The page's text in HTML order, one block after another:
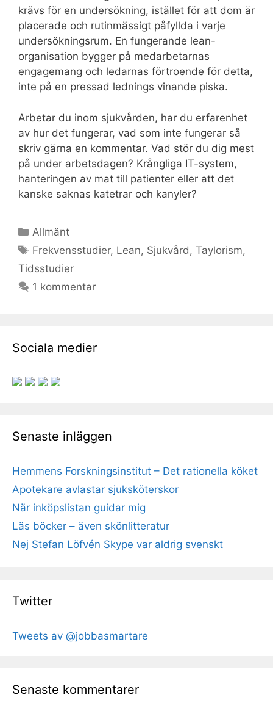
krävs för en undersökning, istället för att dom är
placerade och rutinmässigt påfyllda i varje
undersökningsrum. En fungerande lean-
organisation bygger på medarbetarnas
engagemang och ledarnas förtroende för detta,
inte på en pressad lednings vinande piska.
Arbetar du inom sjukvården, har du erfarenhet
av hur det fungerar, vad som inte fungerar så
skriv gärna en kommentar. Vad stör du dig mest
på under arbetsdagen? Krångliga IT-system,
hanteringen av mat till patienter eller att det
kanske saknas katetrar och kanyler?
Kategorier
Allmänt
Etiketter
Frekvensstudier, Lean, Sjukvård ,Taylorism,
Tidsstudier
1 kommentar
Sociala medier
Senaste inläggen
Hemmens Forskningsinstitut – Det rationella köket
Apotekare avlastar sjuksköterskor
När inköpslistan guidar mig
Läs böcker – även skönlitteratur
Nej Stefan Löfvén Skype var aldrig svenskt
Twitter
Tweets av @jobbasmartare
Senaste kommentarer